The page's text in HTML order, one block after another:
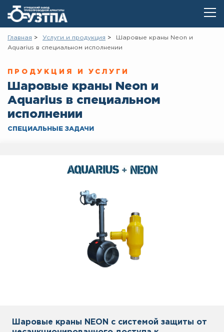
Главная Услуги и продукция
Шаровые краны Neon и
Aquarius в специальном исполнении
ПРОДУКЦИЯ И УСЛУГИ
Шаровые краны Neon и
Aquarius в специальном
исполнении
СПЕЦИАЛЬНЫЕ ЗАДАЧИ
Шаровые краны NEON с системой защиты от